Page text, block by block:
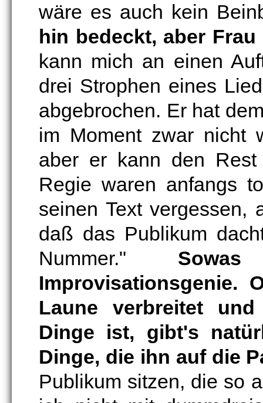
wäre es auch kein
hin bedeckt, aber
kann mich an einen
drei Strophen eines
abgebrochen. Er hat
im Moment zwar nicht
aber er kann den
Regie waren anfangs
seinen Text vergessen,
daß das Publikum
Nummer."
Improvisationsgenie.
Laune verbreitet
Dinge ist, gibt's
Dinge, die ihn auf die
Publikum sitzen, die so